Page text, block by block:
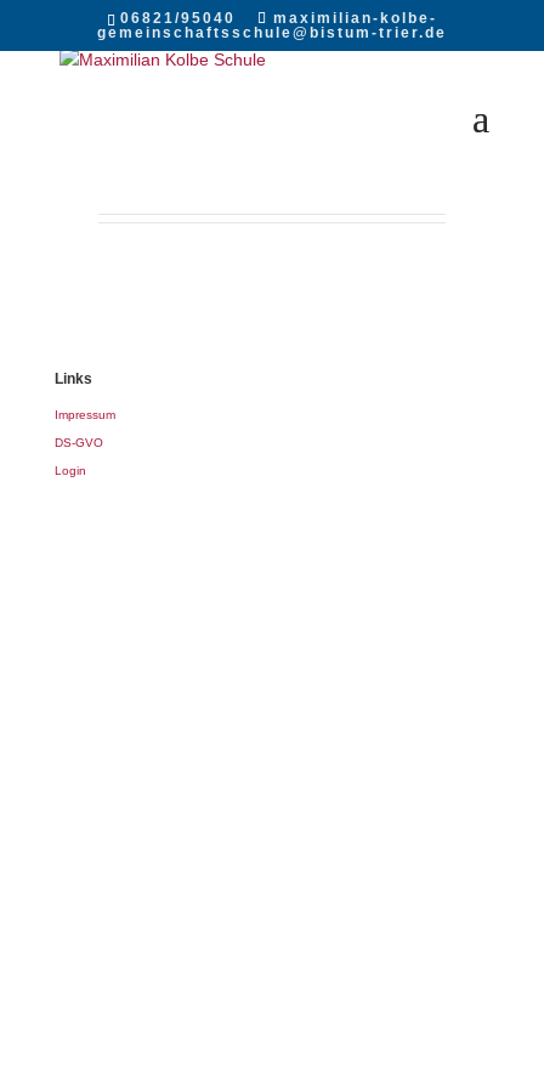
06821/95040
maximilian-kolbe-
gemeinschaftsschule@bistum-trier.de
Links
Impressum
DS-GVO
Login